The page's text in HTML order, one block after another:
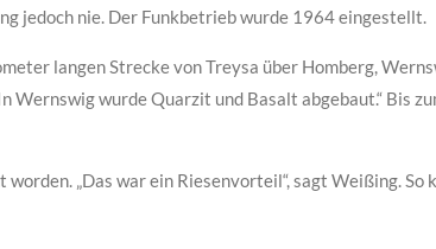
jedoch nie. Der Funkbetrieb wurde 1964 eingestellt.
langen Strecke von Treysa über Homberg,
wurde Quarzit und Basalt abgebaut.“ Bis
„Das war ein Riesenvorteil“, sagt Weißing. So